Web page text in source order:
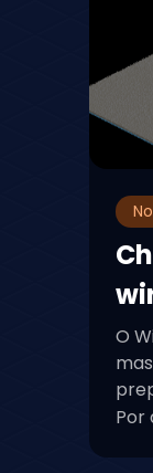
O
Por